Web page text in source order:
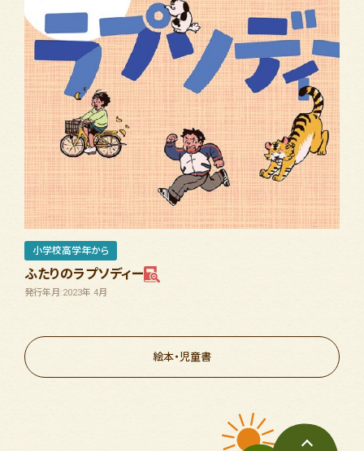
小学校高学年から
ふたりのラプソディー
発行年月:2023年 4月
絵本・児童書